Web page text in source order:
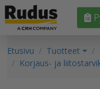
Etusivu Tuotteet
Korjaus- ja